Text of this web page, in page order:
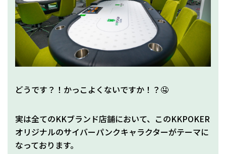
どうです？！かっこよくないですか！？🤤
実は全てのKKブランド店舗において、このKKPOKER
オリジナルのサイバーパンクキャラクターがテーマに
なっております。